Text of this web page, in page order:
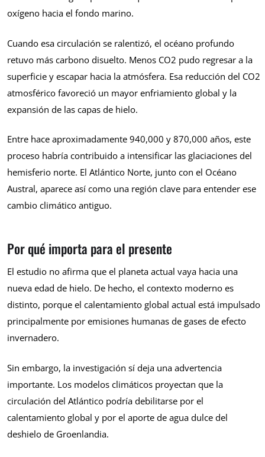
oxígeno hacia el fondo marino.
Cuando esa circulación se ralentizó, el océano profundo
retuvo más carbono disuelto. Menos CO2 pudo regresar a la
superficie y escapar hacia la atmósfera. Esa reducción del CO2
atmosférico favoreció un mayor enfriamiento global y la
expansión de las capas de hielo.
Entre hace aproximadamente 940,000 y 870,000 años, este
proceso habría contribuido a intensificar las glaciaciones del
hemisferio norte. El Atlántico Norte, junto con el Océano
Austral, aparece así como una región clave para entender ese
cambio climático antiguo.
Por qué importa para el presente
El estudio no afirma que el planeta actual vaya hacia una
nueva edad de hielo. De hecho, el contexto moderno es
distinto, porque el calentamiento global actual está impulsado
principalmente por emisiones humanas de gases de efecto
invernadero.
Sin embargo, la investigación sí deja una advertencia
importante. Los modelos climáticos proyectan que la
circulación del Atlántico podría debilitarse por el
calentamiento global y por el aporte de agua dulce del
deshielo de Groenlandia.